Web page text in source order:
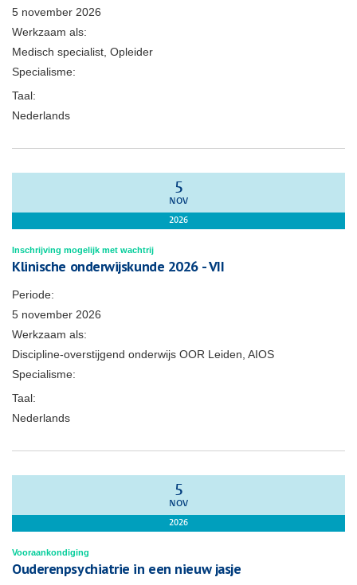
5 november 2026
Werkzaam als:
Medisch specialist, Opleider
Specialisme:
Taal:
Nederlands
5
NOV
2026
Inschrijving mogelijk met wachtrij
Klinische onderwijskunde 2026 - VII
Periode:
5 november 2026
Werkzaam als:
Discipline-overstijgend onderwijs OOR Leiden, AIOS
Specialisme:
Taal:
Nederlands
5
NOV
2026
Vooraankondiging
Ouderenpsychiatrie in een nieuw jasje